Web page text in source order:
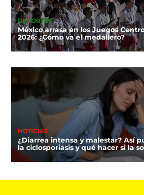
DEPORTES
México arrasa en los Juegos
2026: ¿Cómo va el medallero?
NOTICIAS
¿Diarrea intensa y malestar? Así
la ciclosporiasis y qué hacer si la